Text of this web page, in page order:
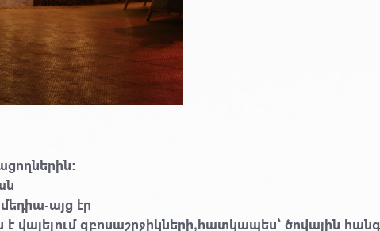
այց էր
վայելում զբոսաշրջիկների,հատկապես` ծովային